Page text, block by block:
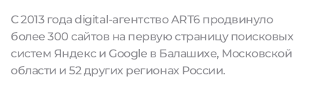
С 2013 года digital-агентство ART6 продвинуло
более 300 сайтов на первую страницу поисковых
систем Яндекс и Google в Балашихе, Московской
области и 52 других регионах России.